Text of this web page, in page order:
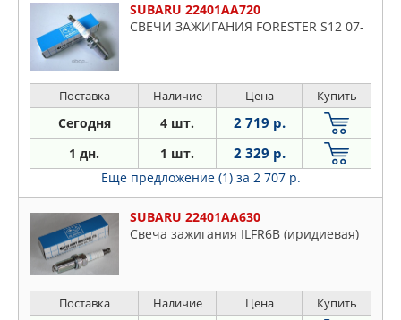
SUBARU 22401AA720
СВЕЧИ ЗАЖИГАНИЯ FORESTER S12 07-
Поставка Наличие Цена Купить
Сегодня 4 шт. 2 719 р.
1 дн. 1 шт. 2 329 р.
Еще предложение (1) за 2 707 р.
SUBARU 22401AA630
Свеча зажигания ILFR6B (иридиевая)
Поставка Наличие Цена Купить